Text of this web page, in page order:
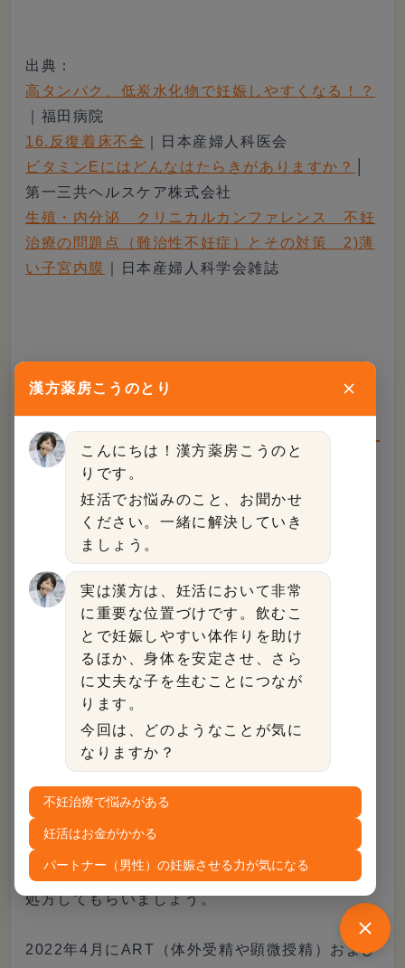
漢方薬房こうのとり
こんにちは！漢方薬房こうのと
りです。
妊活でお悩みのこと、お聞かせ
ください。一緒に解決していき
ましょう。
実は漢方は、妊活において非常
に重要な位置づけです。飲むこ
とで妊娠しやすい体作りを助け
るほか、身体を安定させ、さら
に丈夫な子を生むことにつなが
ります。
今回は、どのようなことが気に
なりますか？
不妊治療で悩みがある
妊活はお金がかかる
パートナー（男性）の妊娠させる力が気になる
出典：
高タンパク、低炭水化物で妊娠しやすくなる！？
｜福田病院
16.反復着床不全
｜日本産婦人科医会
ビタミンEにはどんなはたらきがありますか？
第一三共ヘルスケア株式会社
生殖・内分泌 クリニカルカンファレンス 不妊
治療の問題点（難治性不妊症）とその対策 2)薄
い子宮内膜
｜日本産婦人科学会雑誌
体外受精の成否に関するお悩みは「漢方
薬房こうのとり」にご相談ください◎
体外受精の成功率には、年齢が大きくかかわって
います。なぜなら卵子や精子の質、卵巣機能、流
産しやすさなどは年齢の影響を大きく受けるから
です。
加齢による影響をなくすことは難しいですが、生
活習慣の改善や漢方の服用によって成功率が上が
ることが期待できます。
西洋医学では患者の責任といわれてしまう卵子の
質や子宮内膜の薄さなどの問題も、漢方によって
改善がみられることもあります。
市販でも漢方を購入できますが、原料価格の高騰
などで成分量が減らされており、期待通りの効果
が得られないことも考えられるため、漢方薬局で
処方してもらいましょう。
2022年4月にART（体外受精や顕微授精）および